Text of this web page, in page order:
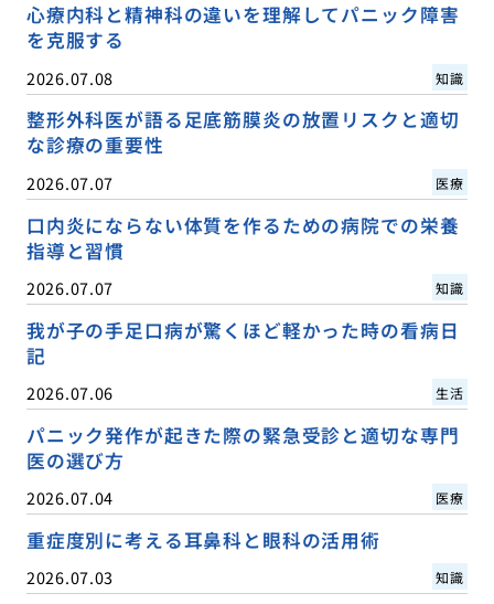
心療内科と精神科の違いを理解してパニック障害
を克服する
2026.07.08 知識
整形外科医が語る足底筋膜炎の放置リスクと適切
な診療の重要性
2026.07.07 医療
口内炎にならない体質を作るための病院での栄養
指導と習慣
2026.07.07 知識
我が子の手足口病が驚くほど軽かった時の看病日
記
2026.07.06 生活
パニック発作が起きた際の緊急受診と適切な専門
医の選び方
2026.07.04 医療
重症度別に考える耳鼻科と眼科の活用術
2026.07.03 知識